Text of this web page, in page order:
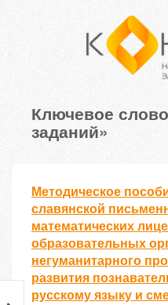
Ключевое
заданий»
Методическое
славянской
математических
образовательных
негуманитарного
развития
русскому языку и